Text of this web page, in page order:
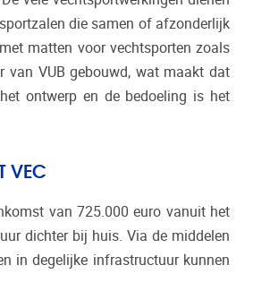
die samen of afzonderlijk
matten voor vechtsporten zoals
van VUB gebouwd, wat maakt dat
ontwerp en de bedoeling is het
VEC
van 725.000 euro vanuit het
dichter bij huis. Via de middelen
in degelijke infrastructuur kunnen